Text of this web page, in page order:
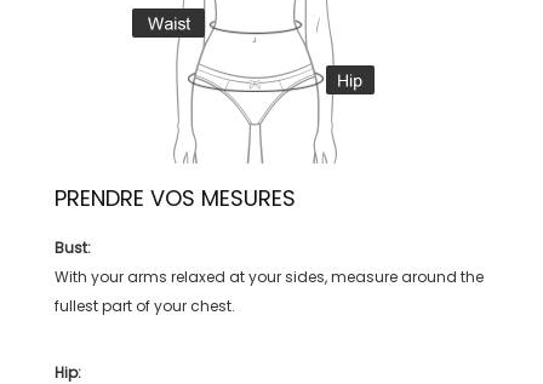
PRENDRE VOS MESURES
Bust:
With your arms relaxed at your sides, measure around the
fullest part of your chest.
Hip: